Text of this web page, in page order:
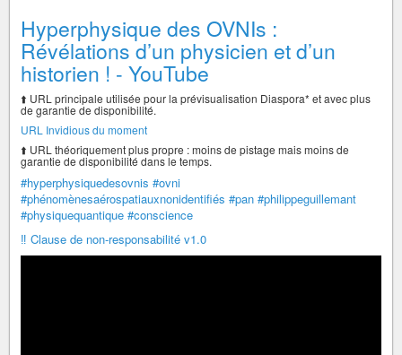
Hyperphysique des OVNIs :
Révélations d’un physicien et d’un
historien ! - YouTube
⬆️ URL principale utilisée pour la prévisualisation Diaspora* et avec plus
de garantie de disponibilité.
URL Invidious du moment
⬆️ URL théoriquement plus propre : moins de pistage mais moins de
garantie de disponibilité dans le temps.
#hyperphysiquedesovnis #ovni
#phénomènesaérospatiauxnonidentifiés #pan #philippeguillemant
#physiquequantique #conscience
‼️ Clause de non-responsabilité v1.0